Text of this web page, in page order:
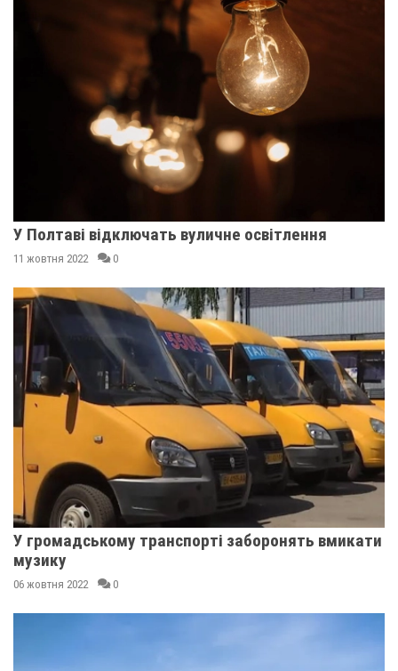
У Полтаві відключать вуличне освітлення
11 жовтня 2022 0
У громадському транспорті заборонять вмикати
музику
06 жовтня 2022 0